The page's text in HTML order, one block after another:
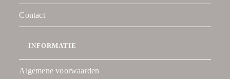
Contact
INFORMATIE
Algemene voorwaarden